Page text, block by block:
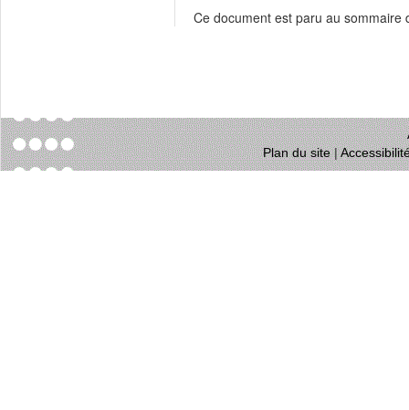
Ce document est paru au sommaire
Plan du site|